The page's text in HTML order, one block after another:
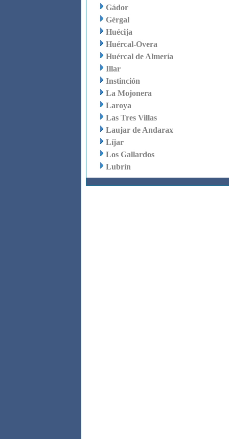
Gádor
Gérgal
Huécija
Huércal-Overa
Huércal de Almería
Illar
Instinción
La Mojonera
Laroya
Las Tres Villas
Laujar de Andarax
Líjar
Los Gallardos
Lubrín